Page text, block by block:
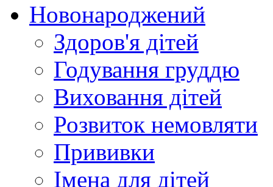
Новонароджений
Здоров'я дітей
Годування груддю
Виховання дітей
Розвиток немовляти
Прививки
Імена для дітей